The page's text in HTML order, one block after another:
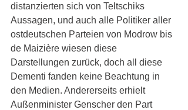
distanzierten sich von Teltschiks
Aussagen, und auch alle Politiker aller
ostdeutschen Parteien von Modrow bis
de Maizière wiesen diese
Darstellungen zurück, doch all diese
Dementi fanden keine Beachtung in
den Medien. Andererseits erhielt
Außenminister Genscher den Part